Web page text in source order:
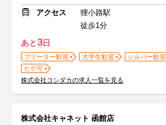
アクセス
狸小路駅
徒歩1分
あと3日
フリーター歓迎 大学生歓迎 シルバー歓迎
ヒゲ可
株式会社コシダカの求人一覧を見る
株式会社キャネット 函館店